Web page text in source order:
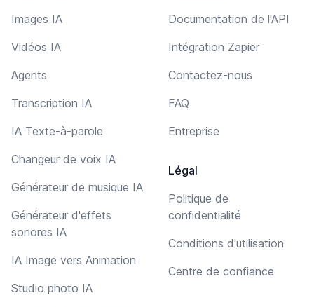
Images IA
Vidéos IA
Agents
Transcription IA
IA Texte-à-parole
Changeur de voix IA
Générateur de musique IA
Générateur d'effets
sonores IA
IA Image vers Animation
Studio photo IA
Documentation de l'API
Intégration Zapier
Contactez-nous
FAQ
Entreprise
Légal
Politique de
confidentialité
Conditions d'utilisation
Centre de confiance